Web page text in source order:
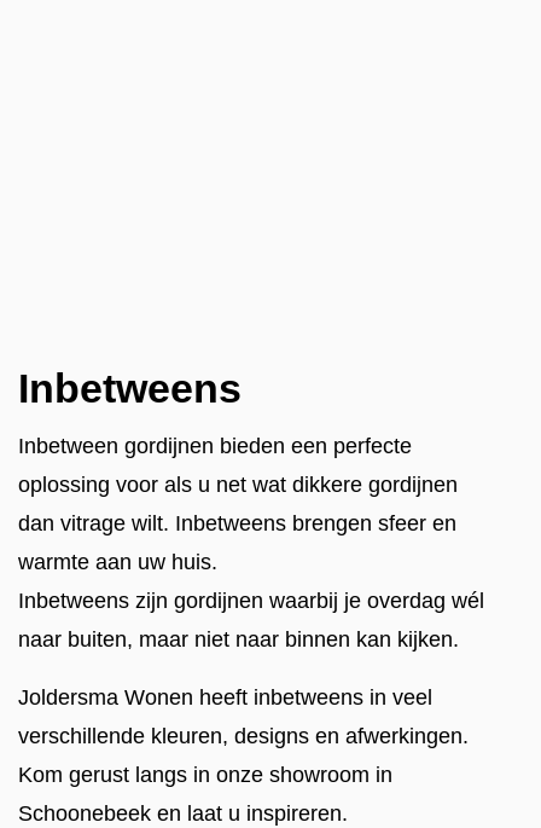
Inbetweens
Inbetween gordijnen bieden een perfecte
oplossing voor als u net wat dikkere gordijnen
dan vitrage wilt. Inbetweens brengen sfeer en
warmte aan uw huis.
Inbetweens zijn gordijnen waarbij je overdag wél
naar buiten, maar niet naar binnen kan kijken.
Joldersma Wonen heeft inbetweens in veel
verschillende kleuren, designs en afwerkingen.
Kom gerust langs in onze showroom in
Schoonebeek en laat u inspireren.